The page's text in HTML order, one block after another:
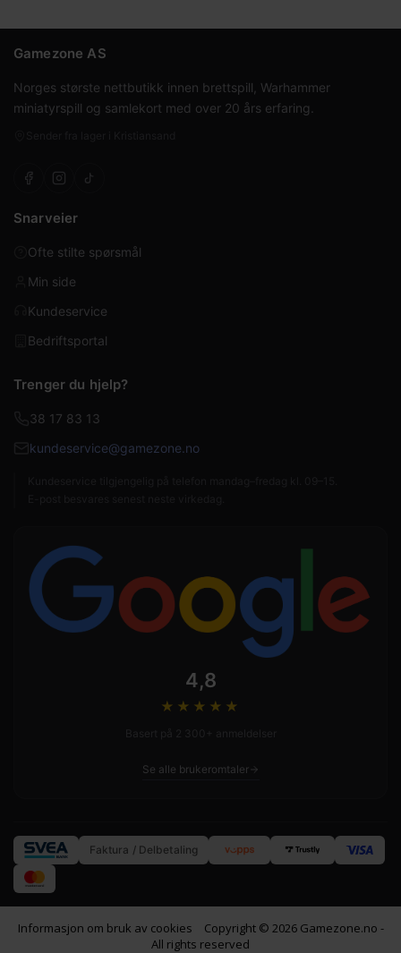
Gamezone AS
Norges største nettbutikk innen brettspill, Warhammer
miniatyrspill og samlekort med over 20 års erfaring.
Snarveier
Ofte stilte spørsmål
Min side
Kundeservice
Bedriftsportal
Trenger du hjelp?
38 17 83 13
kundeservice@gamezone.no
4,8
★★★★ ★
Se alle brukeromtaler
Faktura / Delbetaling
Informasjon om bruk av cookies
Copyright © 2026 Gamezone.no -
All rights reserved